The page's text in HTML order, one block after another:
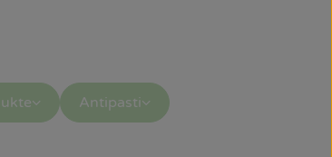
Antipasti